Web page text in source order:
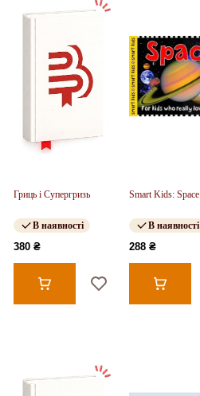
Гриць і Супергризь
В наявності
380 ₴
Smart Kids: Space
В наявності
288 ₴